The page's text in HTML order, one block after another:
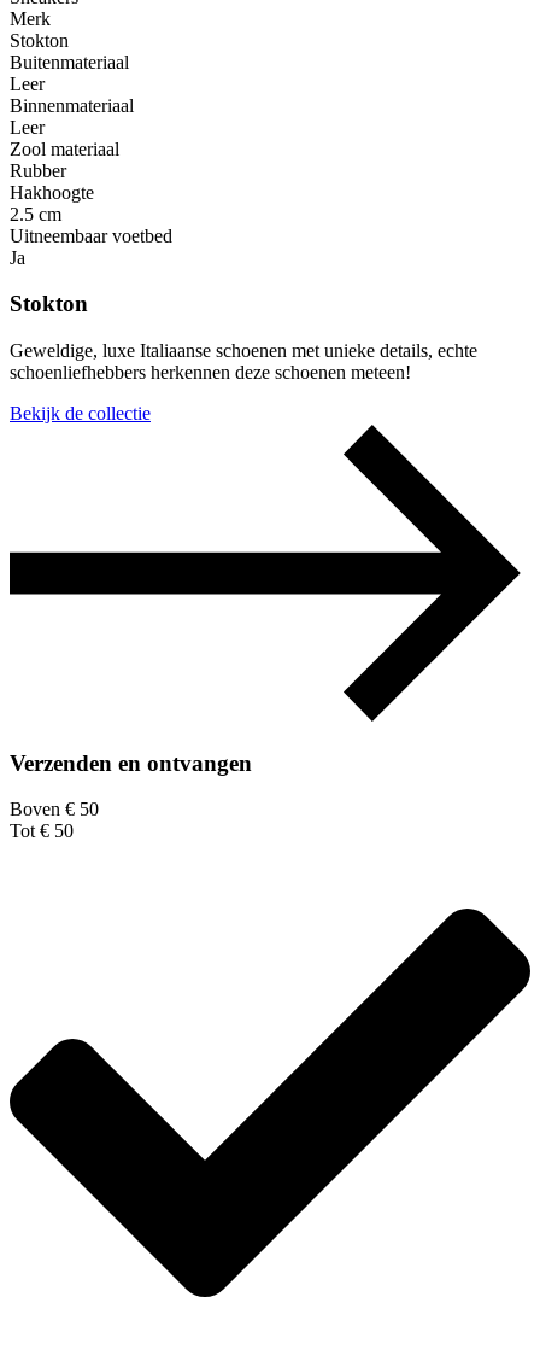
Merk
Stokton
Buitenmateriaal
Leer
Binnenmateriaal
Leer
Zool materiaal
Rubber
Hakhoogte
2.5 cm
Uitneembaar voetbed
Ja
Stokton
Geweldige, luxe Italiaanse schoenen met unieke details, echte
schoenliefhebbers herkennen deze schoenen meteen!
Bekijk de collectie
Verzenden en ontvangen
Boven € 50
Tot € 50